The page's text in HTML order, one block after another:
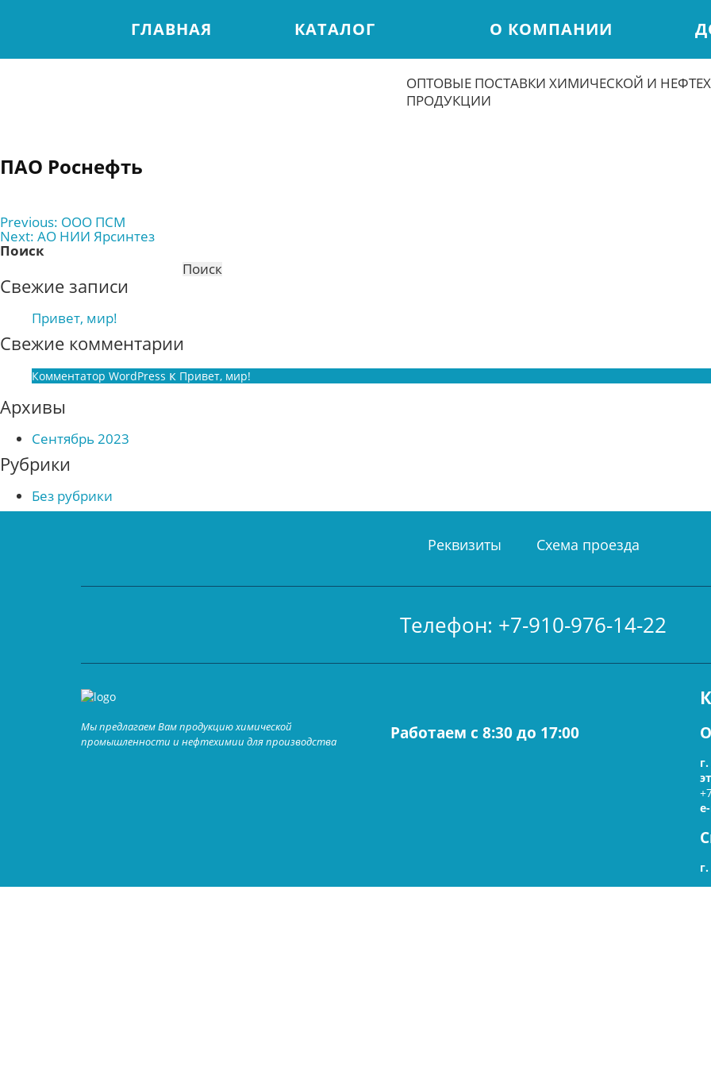
ГЛАВНАЯ КАТАЛОГ О КОМПАНИИ
ОПТОВЫЕ ПОСТАВКИ ХИМИЧЕСКОЙ И
ПРОДУКЦИИ
ПАО Роснефть
Навигация
по
записям
Previous: ООО ПСМ
Next: АО НИИ Ярсинтез
Поиск
Поиск
Свежие записи
Привет, мир!
Свежие комментарии
Комментатор WordPress к Привет, мир!
Архивы
Сентябрь 2023
Рубрики
Без рубрики
Реквизиты Схема проезда
Телефон: +7-910-976-14-22
Мы предлагаем Вам продукцию химической
промышленности и нефтехимии для производства
Работаем c 8:30 до 17:00